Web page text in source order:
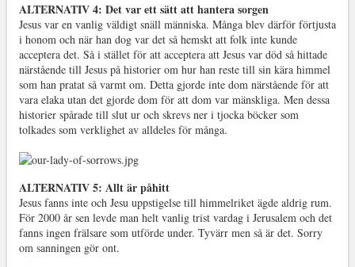
ALTERNATIV 4: Det var ett sätt att hantera sorgen
Jesus var en vanlig väldigt snäll människa. Många blev därför förtjusta
i honom och när han dog var det så hemskt att folk inte kunde
acceptera det. Så i stället för att acceptera att Jesus var död så hittade
närstående till Jesus på historier om hur han reste till sin kära himmel
som han pratat så varmt om. Detta gjorde inte dom närstående för att
vara elaka utan det gjorde dom för att dom var mänskliga. Men dessa
historier spårade till slut ur och skrevs ner i tjocka böcker som
tolkades som verklighet av alldeles för många.
ALTERNATIV 5: Allt är påhitt
Jesus fanns inte och Jesu uppstigelse till himmelriket ägde aldrig rum.
För 2000 år sen levde man helt vanlig trist vardag i Jerusalem och det
fanns ingen frälsare som utförde under. Tyvärr men så är det. Sorry
om sanningen gör ont.